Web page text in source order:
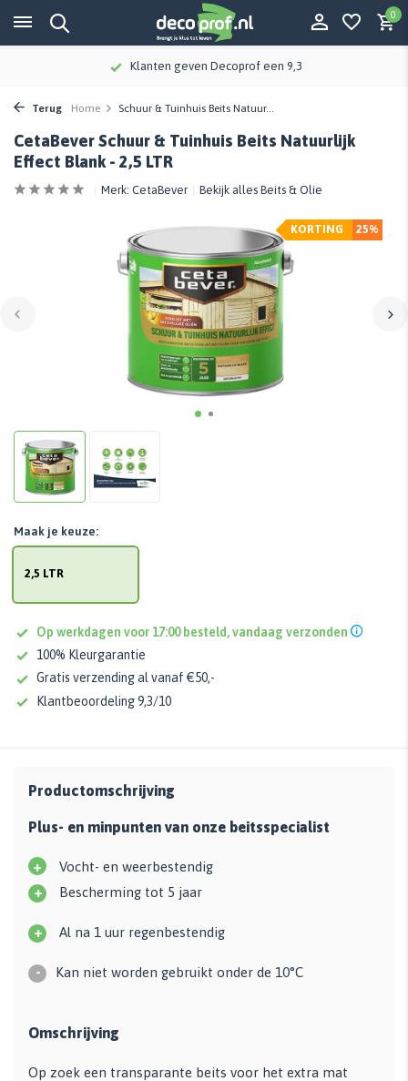
0
Klanten geven Decoprof een 9,3
Terug Home Schuur & Tuinhuis Beits Natuur...
CetaBever Schuur & Tuinhuis Beits Natuurlijk
Effect Blank - 2,5 LTR
Merk: CetaBever Bekijk alles Beits & Olie
25%
KORTING
2,5 LTR
Maak je keuze:
Op werkdagen voor 17:00 besteld, vandaag verzonden
100% Kleurgarantie
Gratis verzending al vanaf €50,-
Klantbeoordeling 9,3/10
Productomschrijving
Plus- en minpunten van onze beitsspecialist
+ Vocht- en weerbestendig
+ Bescherming tot 5 jaar
+ Al na 1 uur regenbestendig
- Kan niet worden gebruikt onder de 10°C
Omschrijving
Op zoek een transparante beits voor het extra mat